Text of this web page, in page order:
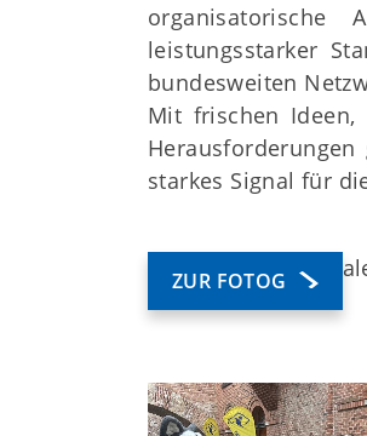
leistungsstarker
bundesweiten
Mit frischen Ideen,
starkes Signal für
ZUR FOTOG